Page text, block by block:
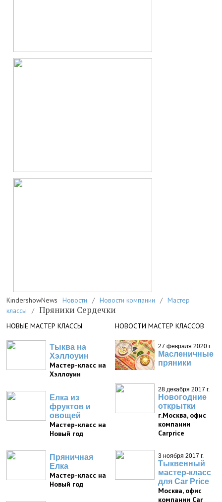
KindershowNews Новости / Новости компании / Мастер
классы
/ Пряники Сердечки
НОВЫЕ МАСТЕР КЛАССЫ
Тыква на
Хэллоуин
Мастер-класс на
Хэллоуин
Елка из
фруктов и
овощей
Мастер-класс на
Новый год
Пряничная
Елка
Мастер-класс на
Новый год
НОВОСТИ МАСТЕР КЛАССОВ
27 февраля 2020 г.
Масленичные
пряники
28 декабря 2017 г.
Новогодние
открытки
г.Москва, офис
компании
Carprice
3 ноября 2017 г.
Тыквенный
мастер-класс
для Car Price
Москва, офис
компании Car